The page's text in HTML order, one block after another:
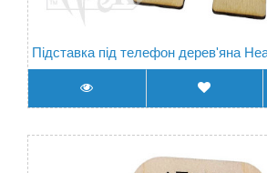
Підставка під телефон дерев'яна